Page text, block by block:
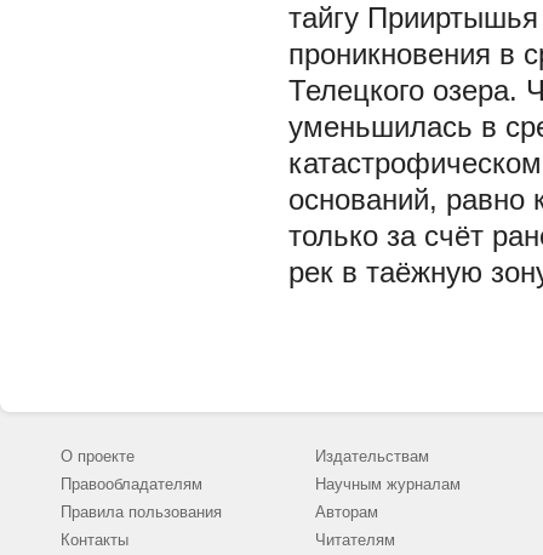
тайгу
проникновения в
Телецкого озера.
уменьшилась в
оснований, равно
только за счёт
рек в таёжную
О проекте
Правообладателям
Правила пользования
Контакты
Издательствам
Научным журналам
Авторам
Читателям